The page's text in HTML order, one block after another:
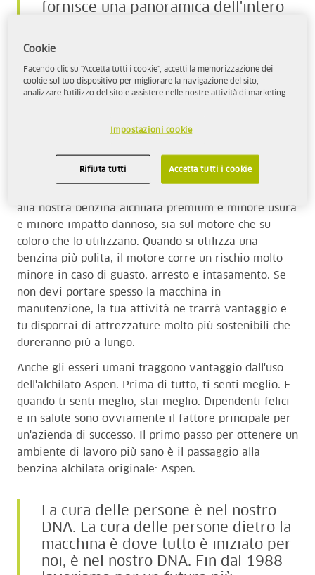
fornisce una panoramica dell'intero
per garantire un'elevata qualità in
Riempire il motore con l'alchilato Aspen significa
che rende il tuo lavoro più facile.
alla nostra benzina alchilata premium è minore usura
e minore impatto dannoso, sia sul motore che su
coloro che lo utilizzano. Quando si utilizza una
benzina più pulita, il motore corre un rischio molto
minore in caso di guasto, arresto e intasamento. Se
non devi portare spesso la macchina in
manutenzione, la tua attività ne trarrà vantaggio e
tu disporrai di attrezzature molto più sostenibili che
dureranno più a lungo.
Anche gli esseri umani traggono vantaggio dall'uso
dell'alchilato Aspen. Prima di tutto, ti senti meglio. E
quando ti senti meglio, stai meglio. Dipendenti felici
e in salute sono ovviamente il fattore principale per
un'azienda di successo. Il primo passo per ottenere un
ambiente di lavoro più sano è il passaggio alla
benzina alchilata originale: Aspen.
La cura delle persone è nel nostro
DNA. La cura delle persone dietro la
macchina è dove tutto è iniziato per
noi, è nel nostro DNA. Fin dal 1988
Cookie
Facendo clic su "Accetta tutti i cookie", accetti la memorizzazione dei
cookie sul tuo dispositivo per migliorare la navigazione del sito,
analizzare l'utilizzo del sito e assistere nelle nostre attività di marketing.
Impostazioni cookie
Rifiuta tutti Accetta tutti i cookie